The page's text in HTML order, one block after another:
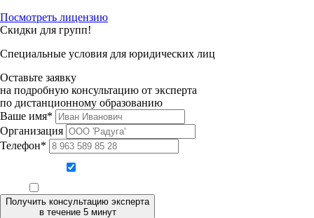
Посмотреть лицензию
Скидки для групп!
Специальные условия для юридических лиц
Оставьте заявку
на подробную консультацию от эксперта
по дистанционному образованию
Ваше имя*
Организация
Телефон*
Получить консультацию эксперта
в течение 5 минут